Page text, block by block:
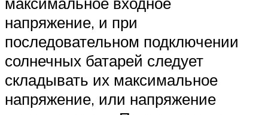
напряжение, и при
последовательном подключении
солнечных батарей следует
складывать их максимальное
напряжение, или напряжение